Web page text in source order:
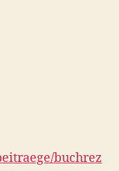
buchrez